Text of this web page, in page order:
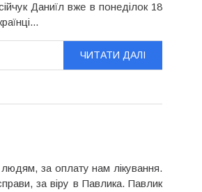
Даниїл вже в понеділок 18
ЧИТАТИ ДАЛІ
за оплату нам лікування.
за віру в Павлика. Павлик